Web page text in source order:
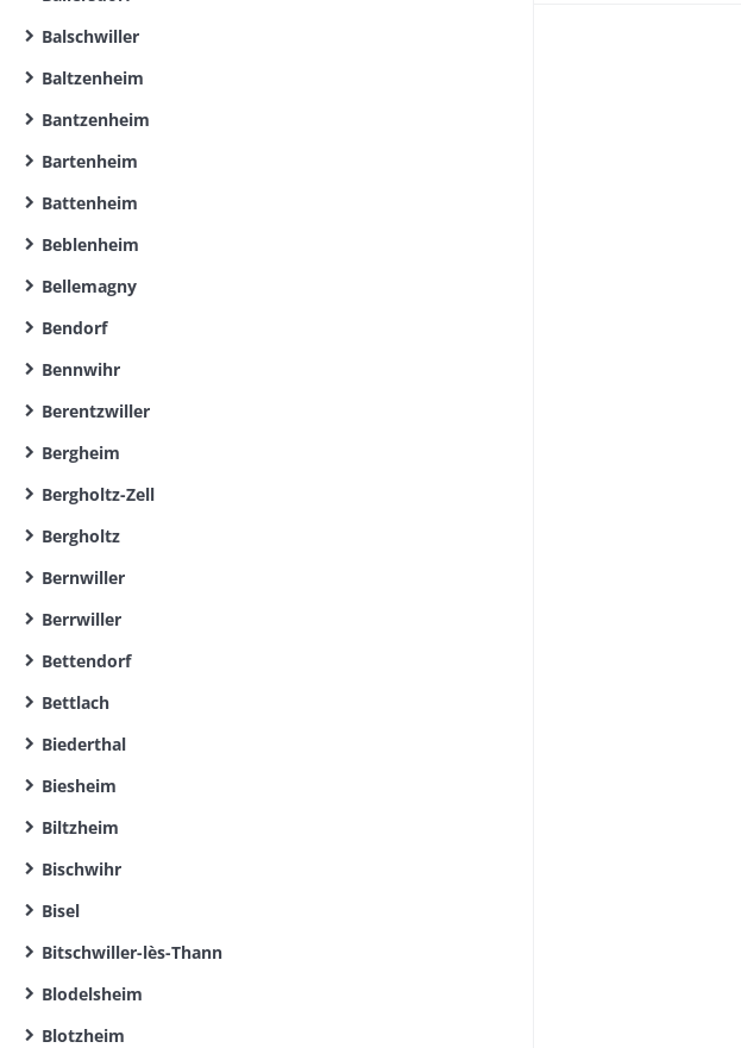
Balschwiller
Baltzenheim
Bantzenheim
Bartenheim
Battenheim
Beblenheim
Bellemagny
Bendorf
Bennwihr
Berentzwiller
Bergheim
Bergholtz-Zell
Bergholtz
Bernwiller
Berrwiller
Bettendorf
Bettlach
Biederthal
Biesheim
Biltzheim
Bischwihr
Bisel
Bitschwiller-lès-Thann
Blodelsheim
Blotzheim